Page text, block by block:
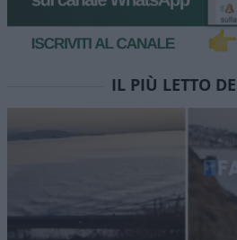
IL PIÙ LETTO